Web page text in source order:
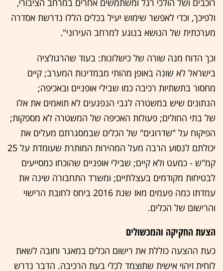
רוכבים ושל הולכי רגל ומשתמשים אחרים במרחב הציבורי,
ולפיכך, וכדי לאפשר שימוש יעיל בכלים הללו נדרשת אסדרה
מערכתית של הנושא בנוגע למרחב העירוני".
וכך הדוח מנה שורה של כישלונות: בעוד שהרגולציה
בישראל לא שונה באופן מהותי מבמדינות המערב; קיים
מחסור בתשתיות רכיבה כמו שבילי אופניים ובאכיפה;
הנתונים שיש במשטרה לגבי הנפגעים לא תואמים את אלו
של בתי החולים; פעולות האכיפה של המשטרה לא מספקות;
הפיקוח על "שדרוגים" של הכלים שבמסגרתם מעלים את
יכולתם לנסוע הרבה מעל המהירות המותרת שעומדת על 25
קמ"ש - כמעט ולא קיים; שבילי אופניים שהוכחו כמסייעים
לבטיחות מקודמים בעצלתיים; ומשרד התחבורה שינה את
עמדתו כמה פעמים מאז שנת 2016 ביחס לחובת הרישוי
והרישום של הכלים.
הצעת החקיקה והמכשולים
כעת ההצעה כוללת את רישום הכלים במאגר וחובה לשאת
לוחית זיהוי אישית שתוצמד לכלי בעת הרכיבה. הדבר נדרש